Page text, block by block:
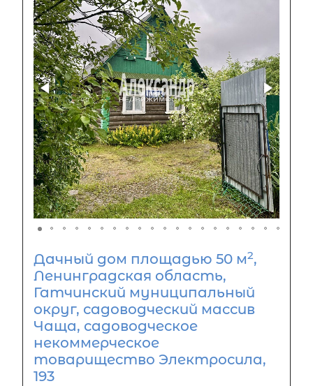
Дачный дом площадью 50 м2,
Ленинградская область,
Гатчинский муниципальный
округ, садоводческий массив
Чаща, садоводческое
некоммерческое
товарищество Электросила,
193